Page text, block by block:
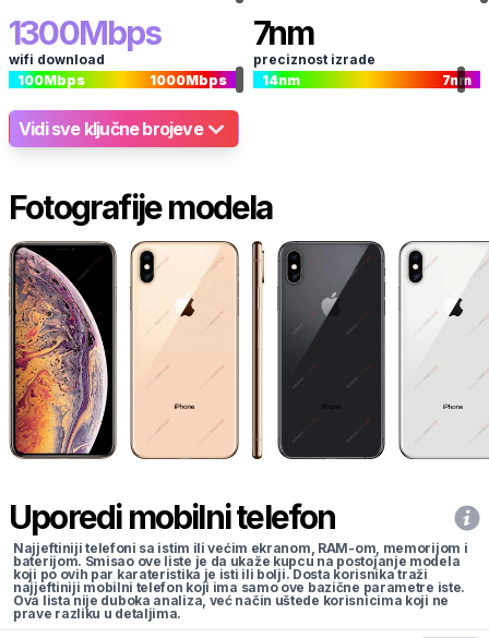
1300Mbps
wifi download
100Mbps 1000Mbps
7nm
preciznost izrade
14nm 7nm
Vidi sve ključne brojeve
Fotografije modela
Uporedi mobilni telefon
Najjeftiniji telefoni sa istim ili većim ekranom, RAM-om, memorijom i
baterijom. Smisao ove liste je da ukaže kupcu na postojanje modela
koji po ovih par karateristika je isti ili bolji. Dosta korisnika traži
najjeftiniji mobilni telefon koji ima samo ove bazične parametre iste.
Ova lista nije duboka analiza, već način uštede korisnicima koji ne
prave razliku u detaljima.